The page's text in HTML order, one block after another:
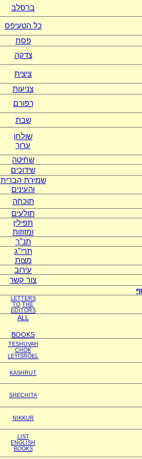
ברסלב
כל הטעיפס
פסח
צדקה
ציצית
צניעות
רפורם
שבת
שולחן
ערוך
שחיטה
שידוכים
שמירת הברית
והעינים
תוכחה
תולעים
תפילין
ומזוזות
תנ"ך
תרי"ג
מצות
עירוב
צור קשר
LETTERS
TO THE
EDITORS
ALL
BOOKS
TESHUVAH
CHOK
LEYISROEL
KASHRUT
SHECHITA
NIKKUR
LIST
ENGLISH
BOOKS